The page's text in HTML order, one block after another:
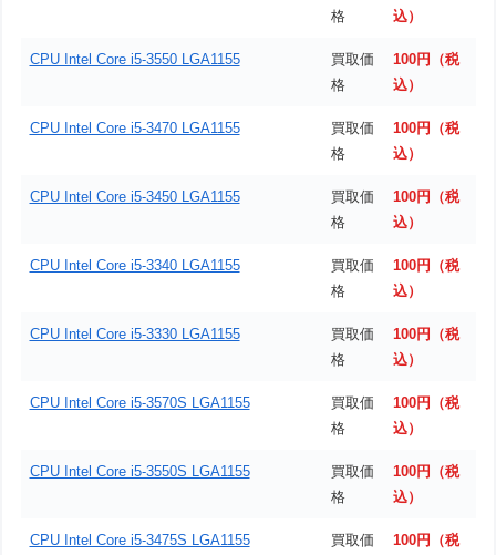
格
込）
CPU Intel Core i5-3550 LGA1155
買取価
格
100円（税
込）
CPU Intel Core i5-3470 LGA1155
買取価
格
100円（税
込）
CPU Intel Core i5-3450 LGA1155
買取価
格
100円（税
込）
CPU Intel Core i5-3340 LGA1155
買取価
格
100円（税
込）
CPU Intel Core i5-3330 LGA1155
買取価
格
100円（税
込）
CPU Intel Core i5-3570S LGA1155
買取価
格
100円（税
込）
CPU Intel Core i5-3550S LGA1155
買取価
格
100円（税
込）
CPU Intel Core i5-3475S LGA1155
買取価
100円（税